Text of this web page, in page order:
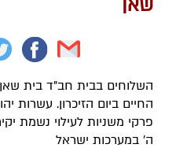
השלוחים בבית חב"ד בית
החיים ביום הזיכרון. עשרות
פרקי משניות לעילוי נשמת
ה' במערכות ישראל